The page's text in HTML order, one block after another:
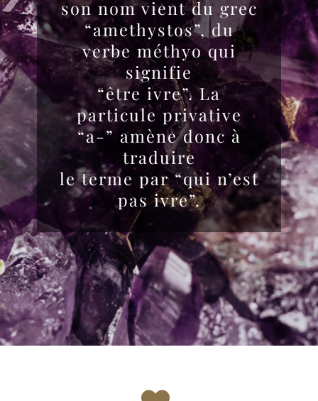
son nom vient du grec
“amethystos”, du
verbe méthyo qui
signifie
“être ivre”. La
particule privative
“a-” amène donc à
traduire
le terme par “qui n’est
pas ivre”.